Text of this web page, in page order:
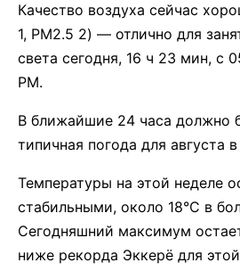
Качество воздуха сейчас
1, PM2.5 2) — отлично для
света сегодня, 16 ч 23 мин, с
PM.
В ближайшие 24 часа должно
типичная погода для августа
Температуры на этой неделе
стабильными, около 18°C в
Сегодняшний максимум
ниже рекорда Эккерё для